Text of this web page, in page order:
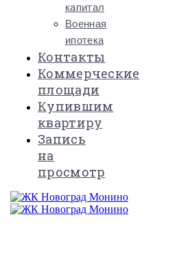
капитал
Военная
ипотека
Контакты
Коммерческие
площади
Купившим
квартиру
Запись
на
просмотр